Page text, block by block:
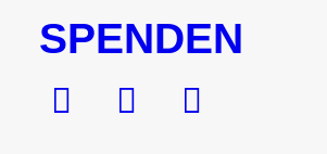
SPENDEN